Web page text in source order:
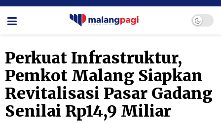
Perkuat Infrastruktur,
Pemkot Malang Siapkan
Revitalisasi Pasar Gadang
Senilai Rp14,9 Miliar